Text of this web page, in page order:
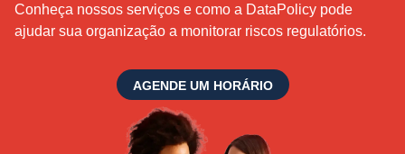
Conheça nossos serviços e como a DataPolicy pode
ajudar sua organização a monitorar riscos regulatórios.
AGENDE UM HORÁRIO